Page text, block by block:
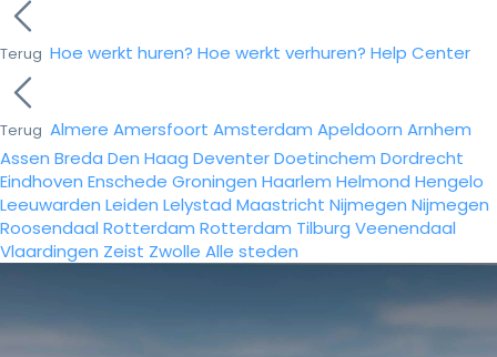
Terug Hoe werkt huren? Hoe werkt verhuren? Help Center
Terug Almere Amersfoort Amsterdam Apeldoorn Arnhem
Assen Breda Den Haag DeventerDoetinchem Dordrecht
Eindhoven Enschede Groningen Haarlem Helmond Hengelo
Leeuwarden Leiden Lelystad Maastricht Nijmegen Nijmegen
Roosendaal Rotterdam Rotterdam Tilburg Veenendaal
Vlaardingen Zeist Zwolle Alle steden